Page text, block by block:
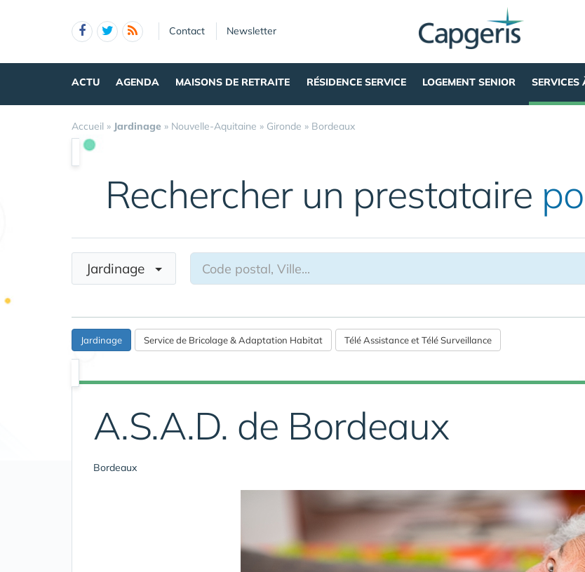
Contact Newsletter
ACTU AGENDA MAISONS DE RETRAITE RÉSIDENCE SERVICE LOGEMENT SENIOR SERVICES
Accueil » Jardinage » Nouvelle-Aquitaine » Gironde » Bordeaux
Rechercher un prestataire
Jardinage
Jardinage Service de Bricolage & Adaptation Habitat Télé Assistance et Télé Surveillance
A.S.A.D. de Bordeaux
Bordeaux